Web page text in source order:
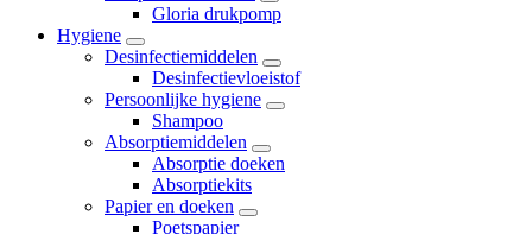
Gloria drukpomp
Hygiene
Desinfectiemiddelen
Desinfectievloeistof
Persoonlijke hygiene
Shampoo
Absorptiemiddelen
Absorptie doeken
Absorptiekits
Papier en doeken
Poetspapier